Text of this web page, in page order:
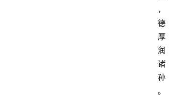
，
德
厚
润
诸
孙
。